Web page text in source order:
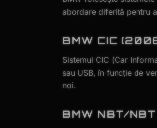
abordare diferită pentru
BMW CIC
Sistemul CIC (Car
sau USB, în funcție de
noi.
BMW NBT/